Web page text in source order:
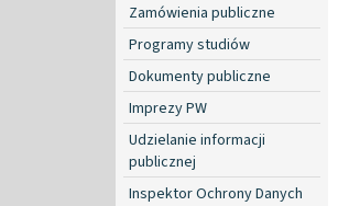
Zamówienia publiczne
Programy studiów
Dokumenty publiczne
Imprezy PW
Udzielanie informacji
publicznej
Inspektor Ochrony Danych